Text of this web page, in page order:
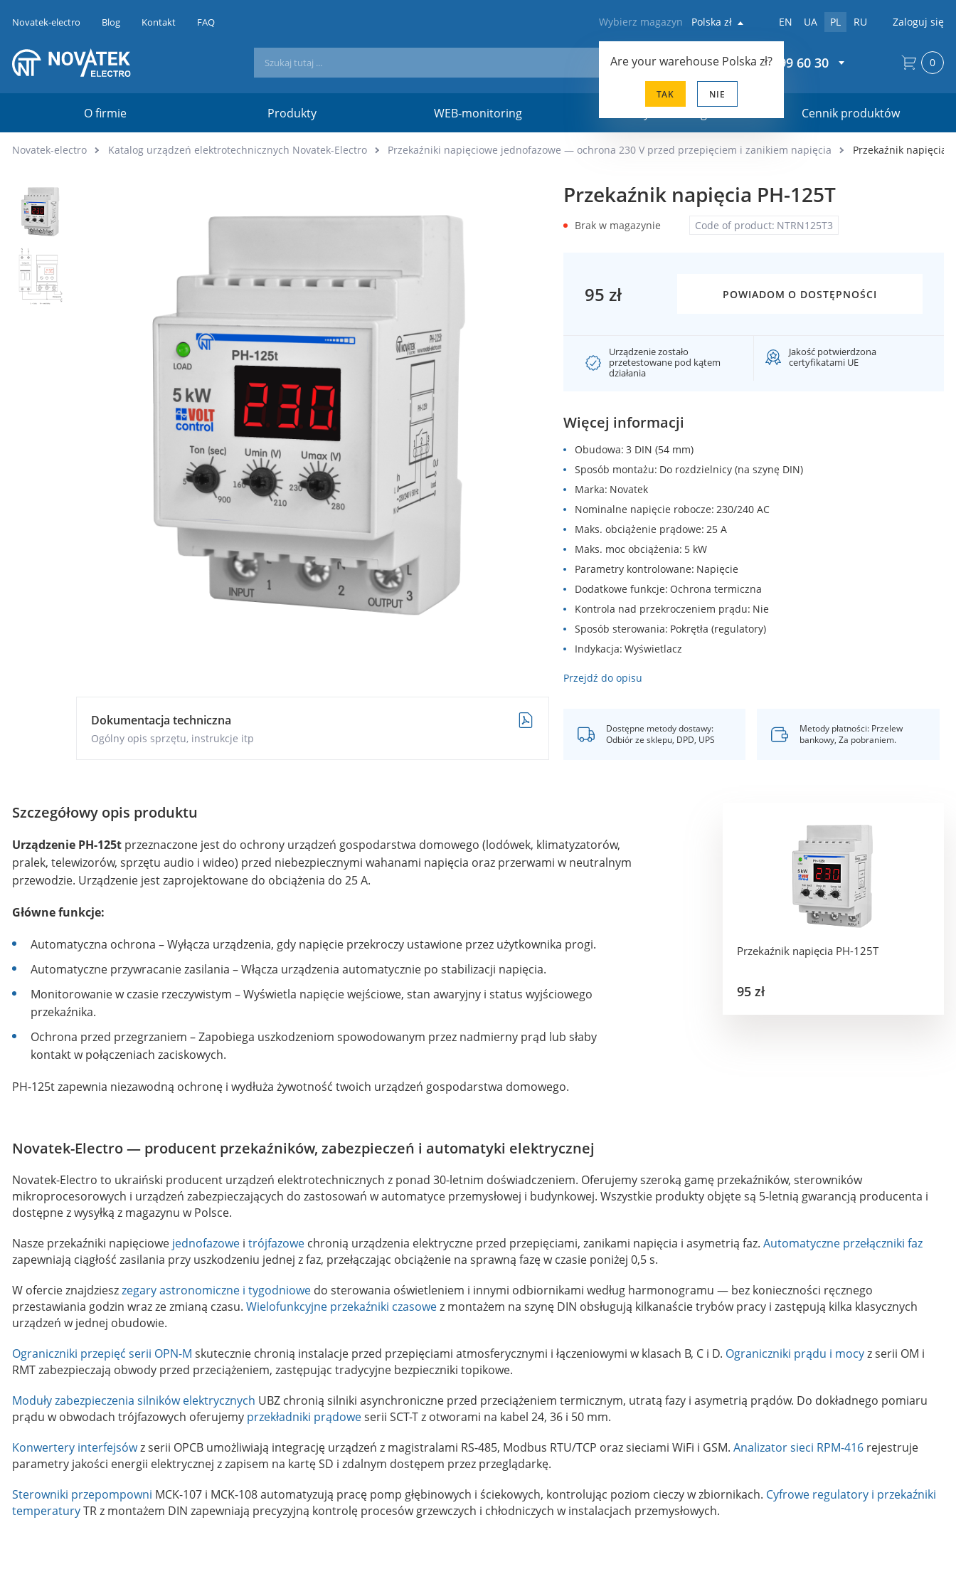
Novatek-electro Blog Kontakt FAQ Wybierz magazyn Polska zł
Are your warehouse Polska zł?
TAK NIE
EN UA PL RU Zaloguj się
+48 22 299 60 30
O firmie Produkty WEB-monitoring Cennik produktów
0
Novatek-electro Katalog urządzeń elektrotechnicznych Novatek-Electro Przekaźniki napięciowe jednofazowe — ochrona 230 V przed przepięciem i zanikiem napięcia Przekaźnik napięcia
Dokumentacja techniczna
Ogólny opis sprzętu, instrukcje itp
Przekaźnik napięcia PH-125T
Code of product: NTRN125T3
Brak w magazynie
95 zł POWIADOM O DOSTĘPNOŚCI
Urządzenie zostało
przetestowane pod kątem
działania
Jakość potwierdzona
certyfikatami UE
Więcej informacji
Obudowa 3 DIN (54 mm)
Sposób montażu Do rozdzielnicy (na szynę DIN)
Marka Novatek
Nominalne napięcie robocze 230/240 AC
Maks. obciążenie prądowe 25 A
Maks. moc obciążenia 5 kW
Parametry kontrolowane Napięcie
Dodatkowe funkcje Ochrona termiczna
Kontrola nad przekroczeniem prądu Nie
Sposób sterowania Pokrętła (regulatory)
Indykacja Wyświetlacz
Przejdź do opisu
Dostępne metody dostawy:
Odbiór ze sklepu, DPD, UPS
Metody płatności: Przelew
bankowy, Za pobraniem.
Szczegółowy opis produktu
Urządzenie PH-125t przeznaczone jest do ochrony urządzeń gospodarstwa domowego (lodówek, klimatyzatorów,
pralek, telewizorów, sprzętu audio i wideo) przed niebezpiecznymi wahanami napięcia oraz przerwami w neutralnym
przewodzie. Urządzenie jest zaprojektowane do obciążenia do 25 A.
Główne funkcje:
Automatyczna ochrona – Wyłącza urządzenia, gdy napięcie przekroczy ustawione przez użytkownika progi.
Automatyczne przywracanie zasilania – Włącza urządzenia automatycznie po stabilizacji napięcia.
Monitorowanie w czasie rzeczywistym – Wyświetla napięcie wejściowe, stan awaryjny i status wyjściowego
przekaźnika.
Ochrona przed przegrzaniem – Zapobiega uszkodzeniom spowodowanym przez nadmierny prąd lub słaby
kontakt w połączeniach zaciskowych.
PH-125t zapewnia niezawodną ochronę i wydłuża żywotność twoich urządzeń gospodarstwa domowego.
Przekaźnik napięcia PH-125T
95 zł
Novatek-Electro — producent przekaźników, zabezpieczeń i automatyki elektrycznej
Novatek-Electro to ukraiński producent urządzeń elektrotechnicznych z ponad 30-letnim doświadczeniem. Oferujemy szeroką gamę przekaźników, sterowników
mikroprocesorowych i urządzeń zabezpieczających do zastosowań w automatyce przemysłowej i budynkowej. Wszystkie produkty objęte są 5-letnią gwarancją producenta i
dostępne z wysyłką z magazynu w Polsce.
Nasze przekaźniki napięciowe jednofazowe i trójfazowe chronią urządzenia elektryczne przed przepięciami, zanikami napięcia i asymetrią faz. Automatyczne przełączniki faz
zapewniają ciągłość zasilania przy uszkodzeniu jednej z faz, przełączając obciążenie na sprawną fazę w czasie poniżej 0,5 s.
W ofercie znajdzieszzegary astronomiczne i tygodniowe do sterowania oświetleniem i innymi odbiornikami według harmonogramu — bez konieczności ręcznego
przestawiania godzin wraz ze zmianą czasu. Wielofunkcyjne przekaźniki czasowez montażem na szynę DIN obsługują kilkanaście trybów pracy i zastępują kilka klasycznych
urządzeń w jednej obudowie.
Ograniczniki przepięć serii OPN-M skutecznie chronią instalacje przed przepięciami atmosferycznymi i łączeniowymi w klasach B, C i D. Ograniczniki prądu i mocyz serii OM i
RMT zabezpieczają obwody przed przeciążeniem, zastępując tradycyjne bezpieczniki topikowe.
Moduły zabezpieczenia silników elektrycznych UBZ chronią silniki asynchroniczne przed przeciążeniem termicznym, utratą fazy i asymetrią prądów. Do dokładnego pomiaru
prądu w obwodach trójfazowych oferujemy przekładniki prądoweserii SCT-T z otworami na kabel 24, 36 i 50 mm.
Konwertery interfejsówz serii OPCB umożliwiają integrację urządzeń z magistralami RS-485, Modbus RTU/TCP oraz sieciami WiFi i GSM. Analizator sieci RPM-416 rejestruje
parametry jakości energii elektrycznej z zapisem na kartę SD i zdalnym dostępem przez przeglądarkę.
Sterowniki przepompowni MCK-107 i MCK-108 automatyzują pracę pomp głębinowych i ściekowych, kontrolując poziom cieczy w zbiornikach. Cyfrowe regulatory i przekaźniki
temperaturyTR z montażem DIN zapewniają precyzyjną kontrolę procesów grzewczych i chłodniczych w instalacjach przemysłowych.